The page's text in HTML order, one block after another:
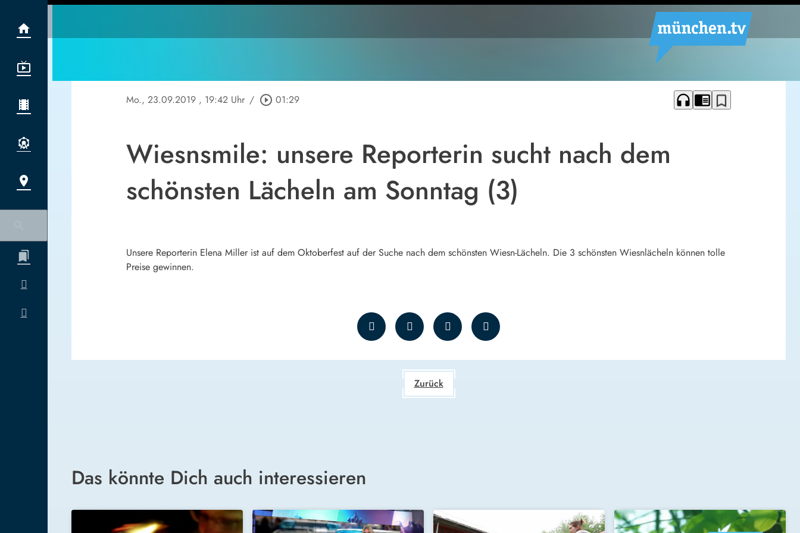
Mo., 23.09.2019 , 19:42 Uhr / play_circle_outline 01:29 headphones chrome_reader_mode bookmark_border
Wiesnsmile: unsere Reporterin sucht nach dem
schönsten Lächeln am Sonntag (3)
Unsere Reporterin Elena Miller ist auf dem Oktoberfest auf der Suche nach dem schönsten Wiesn-Lächeln. Die 3 schönsten Wiesnlächeln können tolle
Preise gewinnen.
Zurück
Das könnte Dich auch interessieren